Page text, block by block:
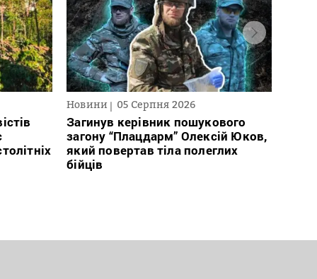
Новини 05 Серпня 2026
Загинув керівник пошукового
загону “Плацдарм” Олексій Юков,
який повертав тіла полеглих
бійців